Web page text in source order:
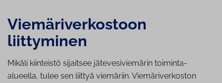
Vie­mä­ri­ver­kos­toon
liittyminen
Mikäli kiinteistö sijaitsee jätevesiviemärin toiminta-
alueella, tulee sen liittyä viemäriin. Viemäriverkoston